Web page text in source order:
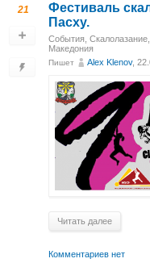
21
Фестиваль
Пасху.
События Скалолазание
Македония
Пишет Alex Klenov,
Читать далее
Комментариев нет